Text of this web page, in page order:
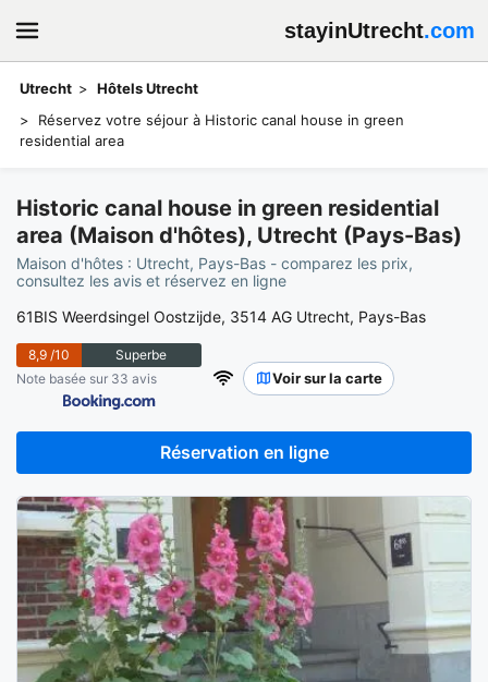
stayinUtrecht.com
Utrecht
Hôtels Utrecht
Réservez votre séjour à Historic canal house in green
residential area
Historic canal house in green residential
area (Maison d'hôtes), Utrecht (Pays-Bas)
Maison d'hôtes : Utrecht, Pays-Bas - comparez les prix,
consultez les avis et réservez en ligne
61BIS Weerdsingel Oostzijde, 3514 AG Utrecht, Pays-Bas
8,9/10
Superbe
Note basée sur 33 avis
Voir sur la carte
Réservation en ligne